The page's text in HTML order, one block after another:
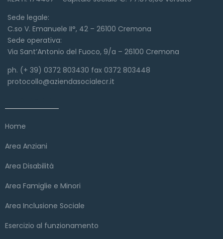
Sede legale:
C.so V. Emanuele II°, 42 – 26100 Cremona
Sede operativa:
Via Sant’Antonio del Fuoco, 9/a – 26100 Cremona
ph. (+ 39) 0372 803430 fax 0372 803448
protocollo@aziendasocialecr.it
Home
Area Anziani
Area Disabilità
Area Famiglie e Minori
Area Inclusione Sociale
Esercizio al funzionamento